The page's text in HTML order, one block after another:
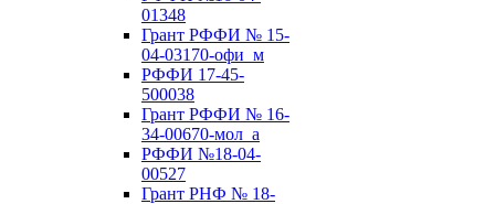
01348
Грант РФФИ № 15-
04-03170-офи_м
РФФИ 17-45-
500038
Грант РФФИ № 16-
34-00670-мол_а
РФФИ №18-04-
00527
Грант РНФ № 18-